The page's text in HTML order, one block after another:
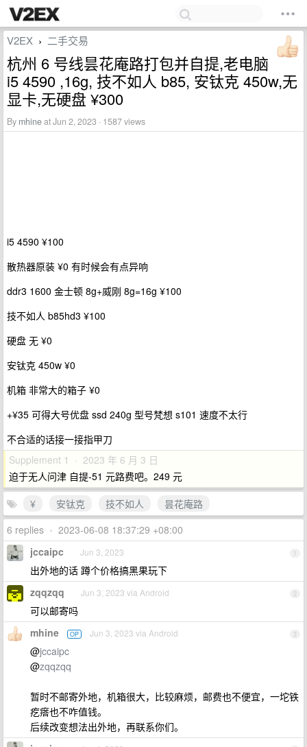
V2EX › 二手交易
杭州 6 号线昙花庵路打包并自提,老电脑
i5 4590 ,16g, 技不如人 b85, 安钛克 450w,无
显卡,无硬盘 ¥300
By mhineat Jun 2, 2023 · 1587 views
i5 4590 ¥100
散热器原装 ¥0 有时候会有点异响
ddr3 1600 金士顿 8g+威刚 8g=16g ¥100
技不如人 b85hd3 ¥100
硬盘 无 ¥0
安钛克 450w ¥0
机箱 非常大的箱子 ¥0
+¥35 可得大号优盘 ssd 240g 型号梵想 s101 速度不太行
不合适的话接一接指甲刀
Supplement 1 · 2023 年 6 月 3 日
迫于无人问津 自提-51 元路费吧。249 元
¥
安钛克 技不如人
昙花庵路
6 replies • 2023-06-08 18:37:29 +08:00
1
jccaipc Jun 3, 2023
出外地的话 蹲个价格搞黑果玩下
2
zqqzqq Jun 3, 2023 via Android
可以邮寄吗
3
mhine OP Jun 3, 2023 via Android
@jccaipc
@zqqzqq
暂时不邮寄外地，机箱很大，比较麻烦，邮费也不便宜，一坨铁
疙瘩也不咋值钱。
后续改变想法出外地，再联系你们。